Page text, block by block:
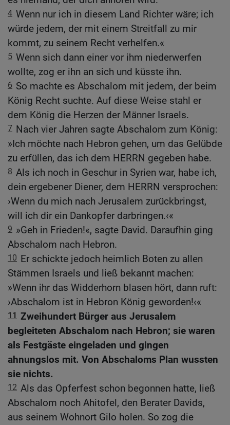
4 Wenn nur ich in diesem Land Richter wäre; ich
würde jedem, der mit einem Streitfall zu mir
kommt, zu seinem Recht verhelfen.«
5 Wenn sich dann einer vor ihm niederwerfen
wollte, zog er ihn an sich und küsste ihn.
6 So machte es Abschalom mit jedem, der beim
König Recht suchte. Auf diese Weise stahl er
dem König die Herzen der Männer Israels.
7 Nach vier Jahren sagte Abschalom zum König:
»Ich möchte nach Hebron gehen, um das Gelübde
zu erfüllen, das ich dem HERRN gegeben habe.
8 Als ich noch in Geschur in Syrien war, habe ich,
dein ergebener Diener, dem HERRN versprochen:
›Wenn du mich nach Jerusalem zurückbringst,
will ich dir ein Dankopfer darbringen.‹«
9 »Geh in Frieden!«, sagte David. Daraufhin ging
Abschalom nach Hebron.
10 Er schickte jedoch heimlich Boten zu allen
Stämmen Israels und ließ bekannt machen:
»Wenn ihr das Widderhorn blasen hört, dann ruft:
›Abschalom ist in Hebron König geworden!‹«
11 Zweihundert Bürger aus Jerusalem
begleiteten Abschalom nach Hebron; sie waren
als Festgäste eingeladen und gingen
ahnungslos mit. Von Abschaloms Plan wussten
sie nichts.
12 Als das Opferfest schon begonnen hatte, ließ
Abschalom noch Ahitofel, den Berater Davids,
aus seinem Wohnort Gilo holen. So zog die